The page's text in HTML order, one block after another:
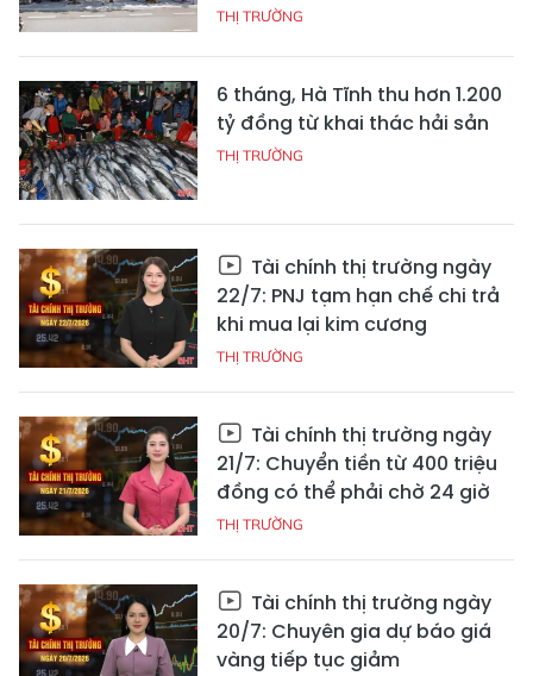
THỊ TRƯỜNG
6 tháng, Hà Tĩnh thu hơn 1.200
tỷ đồng từ khai thác hải sản
THỊ TRƯỜNG
Tài chính thị trường ngày
22/7: PNJ tạm hạn chế chi trả
khi mua lại kim cương
THỊ TRƯỜNG
Tài chính thị trường ngày
21/7: Chuyển tiền từ 400 triệu
đồng có thể phải chờ 24 giờ
THỊ TRƯỜNG
Tài chính thị trường ngày
20/7: Chuyên gia dự báo giá
vàng tiếp tục giảm